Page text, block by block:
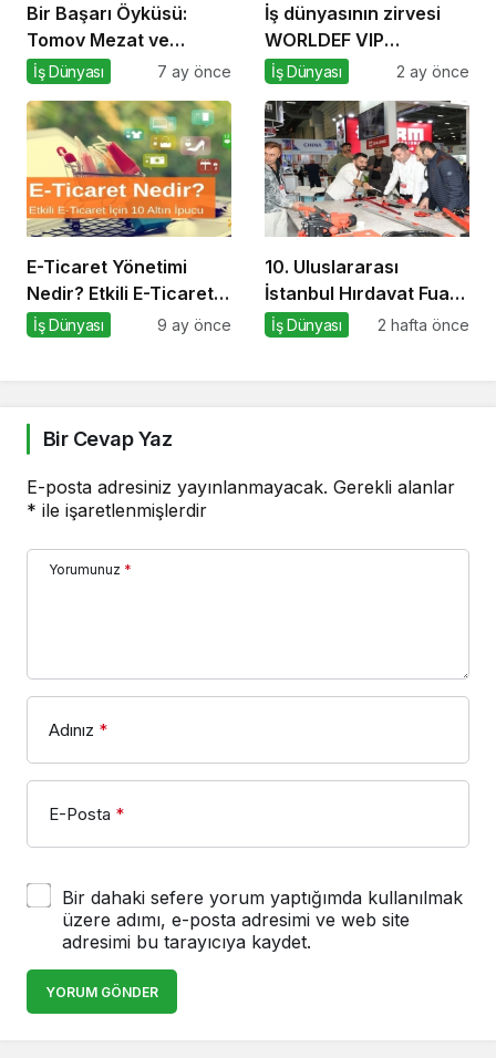
Bir Başarı Öyküsü:
Tomov Mezat ve
Gözlüğüm Sende
İş Dünyası 7 ay önce
İş dünyasının zirvesi
WORLDEF VIP
Connect’te buluştu
İş Dünyası 2 ay önce
E-Ticaret Yönetimi
Nedir? Etkili E-Ticaret
Yönetimi İçin 10 Altın
İş Dünyası 9 ay önce
10. Uluslararası
İstanbul Hırdavat Fuarı,
Küresel Ticaretin Yeni
İş Dünyası 2 hafta önce
Bir Cevap Yaz
E-posta adresiniz yayınlanmayacak. Gerekli alanlar
* ile işaretlenmişlerdir
Yorumunuz *
Adınız *
E-Posta *
Bir dahaki sefere yorum yaptığımda kullanılmak
üzere adımı, e-posta adresimi ve web site
adresimi bu tarayıcıya kaydet.
YORUM GÖNDER